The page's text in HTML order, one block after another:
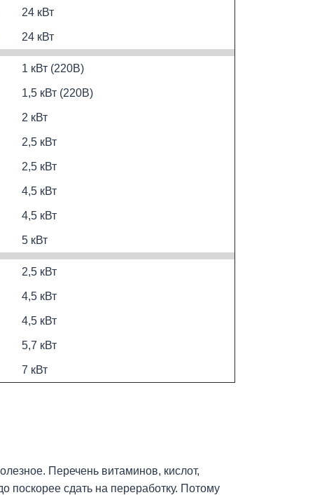
24 кВт
24 кВт
1 кВт (220В)
1,5 кВт (220В)
2 кВт
2,5 кВт
2,5 кВт
4,5 кВт
4,5 кВт
5 кВт
2,5 кВт
4,5 кВт
4,5 кВт
5,7 кВт
7 кВт
Перечень витаминов, кислот,
поскорее сдать на переработку. Потому